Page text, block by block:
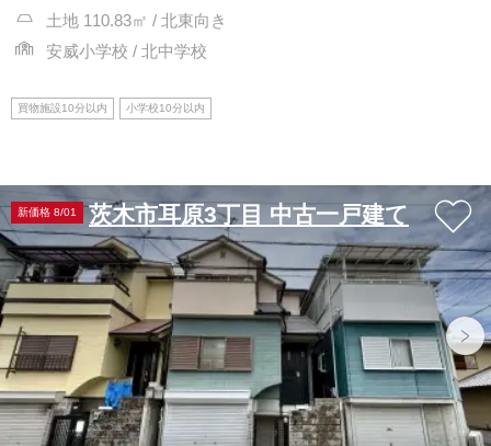
土地 110.83㎡ / 北東向き
安威小学校 / 北中学校
買物施設10分以内 小学校10分以内
新価格 8/01 茨木市耳原3丁目 中古一戸建て